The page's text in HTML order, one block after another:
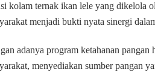
kolam ternak ikan lele yang dikelola
menjadi bukti nyata sinergi
adanya program ketahanan
menyediakan sumber pangan